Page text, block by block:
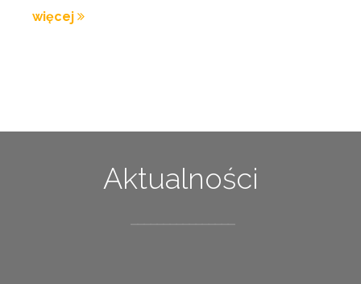
więcej
Aktualności